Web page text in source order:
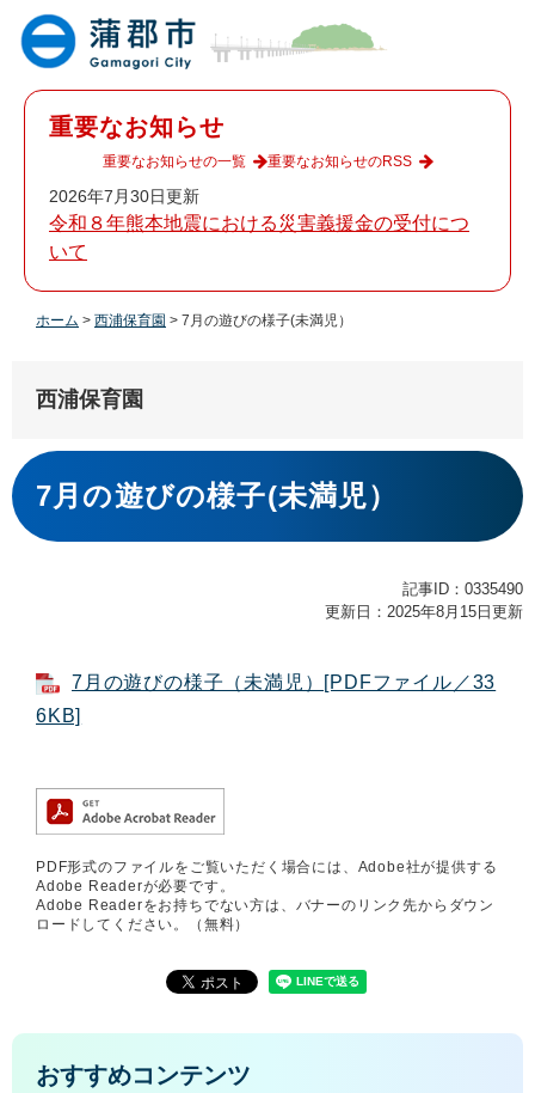
重要なお知らせ
2026年7月30日更新
令和８年熊本地震における災害義援金の受付につ
いて
重要なお知らせの一覧 重要なお知らせのRSS
ホーム > 西浦保育園 > 7月の遊びの様子(未満児）
西浦保育園
本
文
7月の遊びの様子(未満児）
記事ID：0335490
更新日：2025年8月15日更新
7月の遊びの様子（未満児）[PDFファイル／33
6KB]
PDF形式のファイルをご覧いただく場合には、Adobe社が提供する
Adobe Readerが必要です。
Adobe Readerをお持ちでない方は、バナーのリンク先からダウン
ロードしてください。（無料）
おすすめコンテンツ